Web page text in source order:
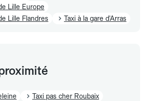
Lille Europe
Lille Flandres
Taxi à la gare d'Arras
Taxi pas cher Roubaix